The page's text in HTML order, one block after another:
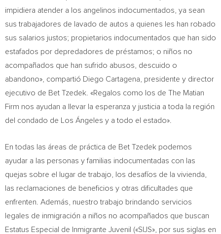
impidiera atender a los angelinos indocumentados, ya sean
sus trabajadores de lavado de autos a quienes les han robado
sus salarios justos; propietarios indocumentados que han sido
estafados por depredadores de préstamos; o niños no
acompañados que han sufrido abusos, descuido o
abandono», compartió Diego Cartagena , presidente y director
ejecutivo de Bet Tzedek. «Regalos como los de The Matian
Firm nos ayudan a llevar la esperanza y justicia a toda la región
del condado de Los Ángeles y a todo el estado».
En todas las áreas de práctica de Bet Tzedek podemos
ayudar a las personas y familias indocumentadas con las
quejas sobre el lugar de trabajo, los desafíos de la vivienda,
las reclamaciones de beneficios y otras dificultades que
enfrenten. Además, nuestro trabajo brindando servicios
legales de inmigración a niños no acompañados que buscan
Estatus Especial de Inmigrante Juvenil («SIJS», por sus siglas en